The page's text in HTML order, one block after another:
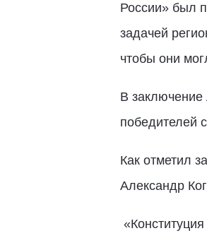
России» был
задачей
чтобы они
В заключение
победителей
Как отметил
Александр